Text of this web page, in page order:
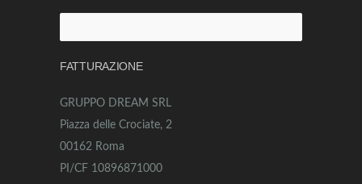
per:
FATTURAZIONE
GRUPPO DREAM SRL
Piazza delle Crociate, 2
00162 Roma
PI/CF 10896871000